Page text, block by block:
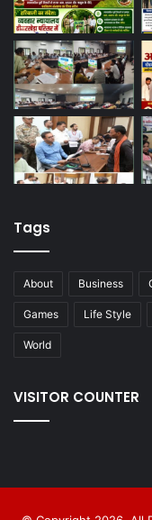
Tags
About Business
Games Life Style
World
VISITOR COUNTER